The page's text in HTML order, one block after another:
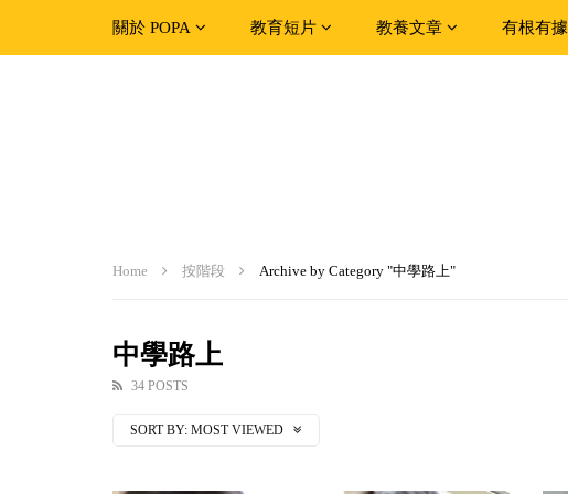
關於 POPA 教育短片 教養文章 有根有據
Home 按階段 Archive by Category "中學路上"
中學路上
34 POSTS
SORT BY: MOST VIEWED